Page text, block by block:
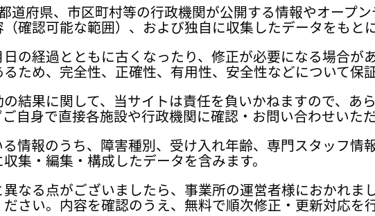
道府県、市区町村等の行政機関が公開する情報やオープ
確認可能な範囲）、および独自に収集したデータをもと
の経過とともに古くなったり、修正が必要になる場合が
ため、完全性、正確性、有用性、安全性などについて保
結果に関して、当サイトは責任を負いかねますので、あ
自身で直接各施設や行政機関に確認・お問い合わせいた
情報のうち、障害種別、受け入れ年齢、専門スタッフ情
集・編集・構成したデータを含みます。
なる点がございましたら、事業所の運営者様におかれま
さい。内容を確認のうえ、無料で順次修正・更新対応を行